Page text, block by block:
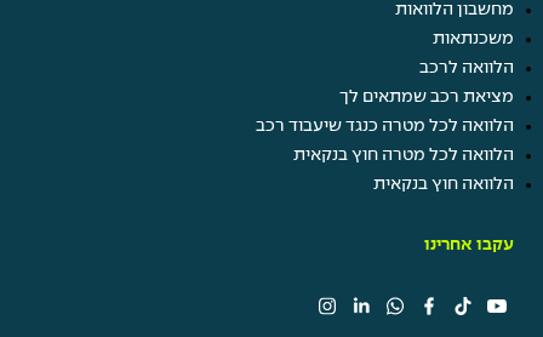
מחשבון הלוואות
משכנתאות
הלוואה לרכב
מציאת רכב שמתאים לך
הלוואה לכל מטרה כנגד שיעבוד רכב
הלוואה לכל מטרה חוץ בנקאית
הלוואה חוץ בנקאית
עקבו אחרינו